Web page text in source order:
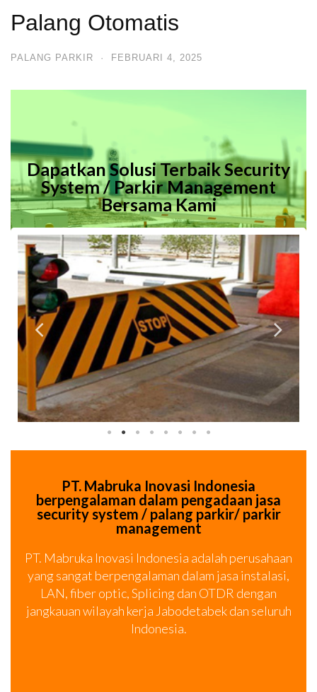
Palang Otomatis
PALANG PARKIR · FEBRUARI 4, 2025
Dapatkan Solusi Terbaik Security
System / Parkir Management
Bersama Kami
PT. Mabruka Inovasi Indonesia
berpengalaman dalam pengadaan jasa
security system / palang parkir/ parkir
management
PT. Mabruka Inovasi Indonesia adalah perusahaan
yang sangat berpengalaman dalam jasa instalasi,
LAN, fiber optic, Splicing dan OTDR dengan
jangkauan wilayah kerja Jabodetabek dan seluruh
Indonesia.